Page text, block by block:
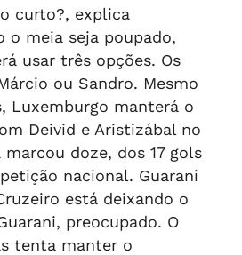
curto?, explica
o meia seja poupado,
usar três opções. Os
ou Sandro. Mesmo
Luxemburgo manterá o
Deivid e Aristizábal no
doze, dos 17 gols
nacional. Guarani
está deixando o
preocupado. O
tenta manter o